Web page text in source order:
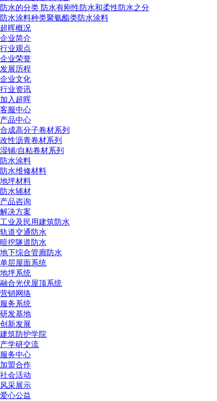
防水的分类 防水有刚性防水和柔性防水之分
防水涂料种类聚氨酯类防水涂料
超晖概况
企业简介
行业观点
企业荣誉
发展历程
企业文化
行业资讯
加入超晖
客服中心
产品中心
合成高分子卷材系列
改性沥青卷材系列
湿铺/自粘卷材系列
防水涂料
防水维修材料
地坪材料
防水辅材
产品咨询
解决方案
工业及民用建筑防水
轨道交通防水
暗挖隧道防水
地下综合管廊防水
单层屋面系统
地坪系统
融合光伏屋顶系统
营销网络
服务系统
研发基地
创新发展
建筑防护学院
产学研交流
服务中心
加盟合作
社会活动
风采展示
爱心公益